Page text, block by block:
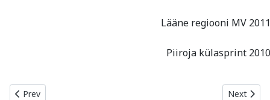
Lääne regiooni MV 2011
Piiroja külasprint 2010
Previous article: Rene Kanniste
Prev Next
Next